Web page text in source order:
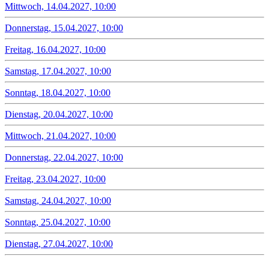
Mittwoch, 14.04.2027, 10:00
Donnerstag, 15.04.2027, 10:00
Freitag, 16.04.2027, 10:00
Samstag, 17.04.2027, 10:00
Sonntag, 18.04.2027, 10:00
Dienstag, 20.04.2027, 10:00
Mittwoch, 21.04.2027, 10:00
Donnerstag, 22.04.2027, 10:00
Freitag, 23.04.2027, 10:00
Samstag, 24.04.2027, 10:00
Sonntag, 25.04.2027, 10:00
Dienstag, 27.04.2027, 10:00